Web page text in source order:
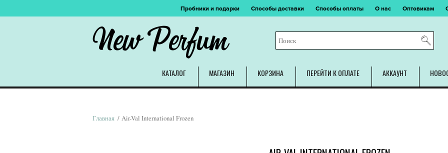
Пробники и подарки Способы доставки Способы оплаты О нас Оптовикам
New Perfum
КАТАЛОГ МАГАЗИН КОРЗИНА ПЕРЕЙТИ К ОПЛАТЕ АККАУНТ
Главная / Air-Val International Frozen